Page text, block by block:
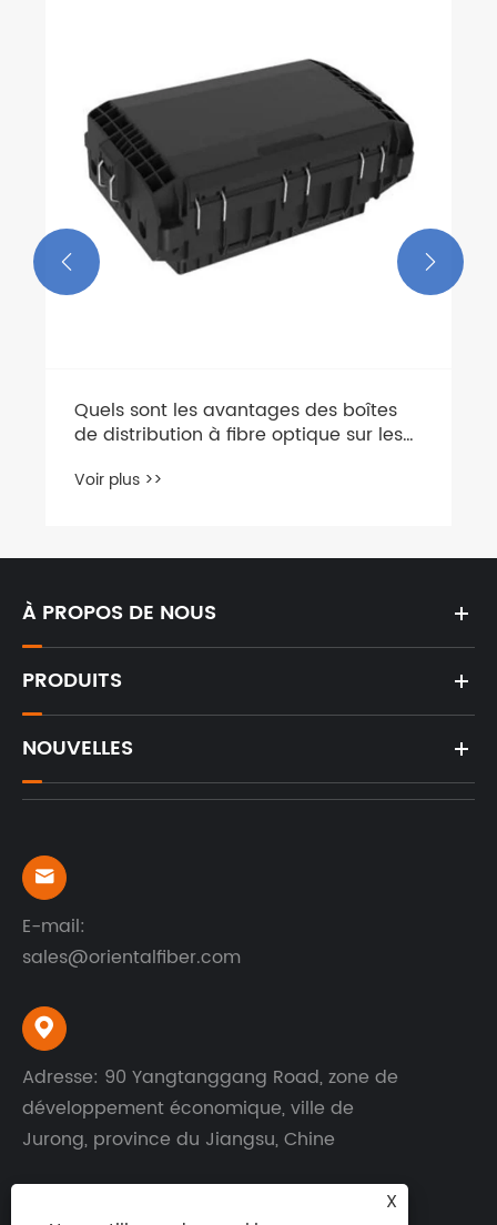
Quels sont les avantages des boîtes
de distribution à fibre optique sur les
Voir plus >>
 
À PROPOS DE NOUS
PRODUITS
NOUVELLES

E-mail:
sales@orientalfiber.com

Adresse: 90 Yangtanggang Road, zone de
développement économique, ville de
Jurong, province du Jiangsu, Chine
X